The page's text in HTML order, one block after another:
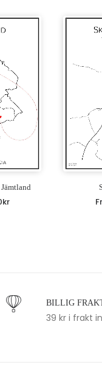
kr
BILLIG
39 kr i frakt